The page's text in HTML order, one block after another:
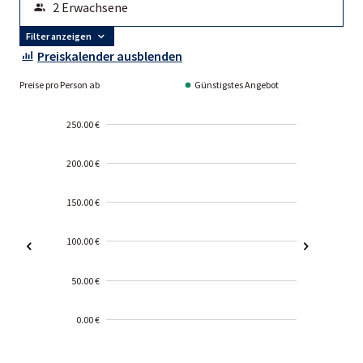
Filter anzeigen
Preiskalender ausblenden
Preise pro Person ab Günstigstes Angebot
250.00 €
200.00 €
150.00 €
100.00 €
50.00 €
0.00 €